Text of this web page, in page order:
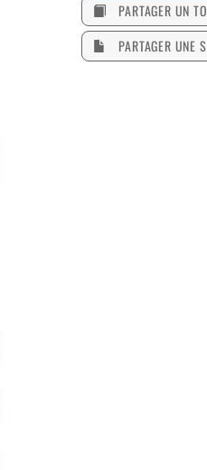
PARTAGER UN
PARTAGER UNE